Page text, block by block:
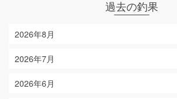
過去の釣果
2026年8月
2026年7月
2026年6月